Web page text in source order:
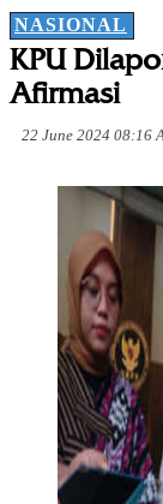
NASIONAL
KPU
Afirmasi
22 June 2024 08:16